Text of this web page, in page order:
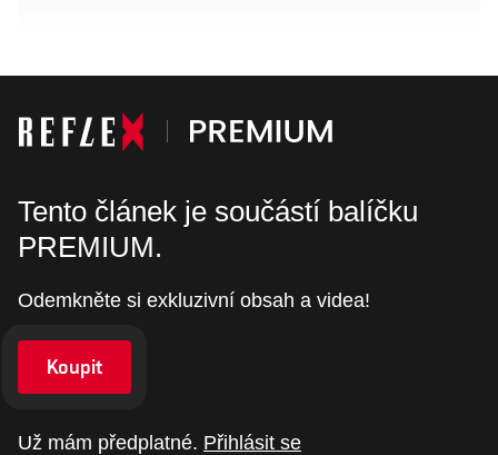
Tento článek je součástí balíčku
PREMIUM.
Odemkněte si exkluzivní obsah a videa!
Koupit
Už mám předplatné. Přihlásit se